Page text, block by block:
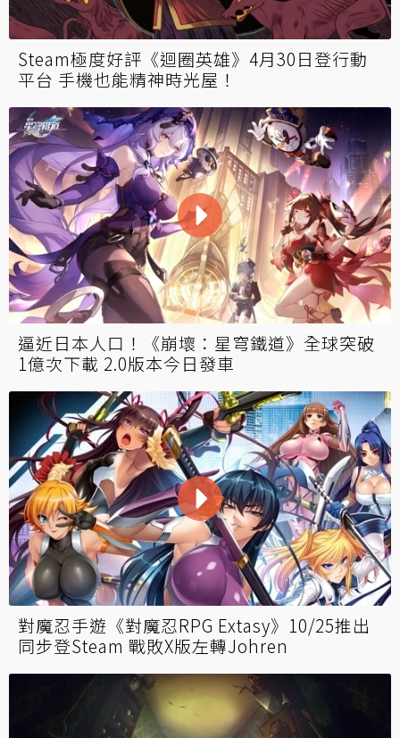
Steam極度好評《迴圈英雄》4月30日登行動
平台 手機也能精神時光屋！
逼近日本人口！《崩壞：星穹鐵道》全球突破
1億次下載 2.0版本今日發車
對魔忍手遊《對魔忍RPG Extasy》10/25推出
同步登Steam 戰敗X版左轉Johren